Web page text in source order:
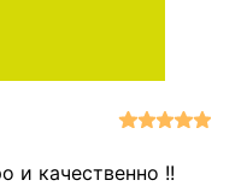
и качественно !!